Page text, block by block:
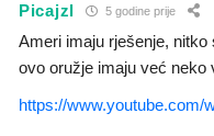
Picajzl 5 godine prije
Ameri imaju rješenje,
ovo oružje imaju već neko
https://www.youtube.com/